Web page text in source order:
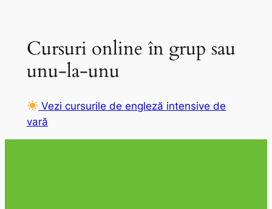
Cursuri online în grup sau
unu‑la‑unu
Vezi cursurile de engleză intensive de
vară